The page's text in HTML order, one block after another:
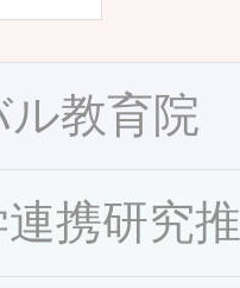
教育院
携研究